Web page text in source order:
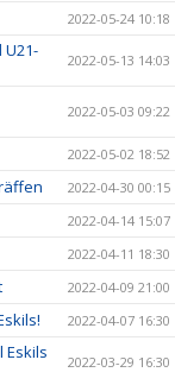
2022-05-24 10:18
2022-05-13 14:03
2022-05-03 09:22
2022-05-02 18:52
2022-04-30 00:15
2022-04-14 15:07
2022-04-11 18:30
2022-04-09 21:00
2022-04-07 16:30
2022-03-29 16:30